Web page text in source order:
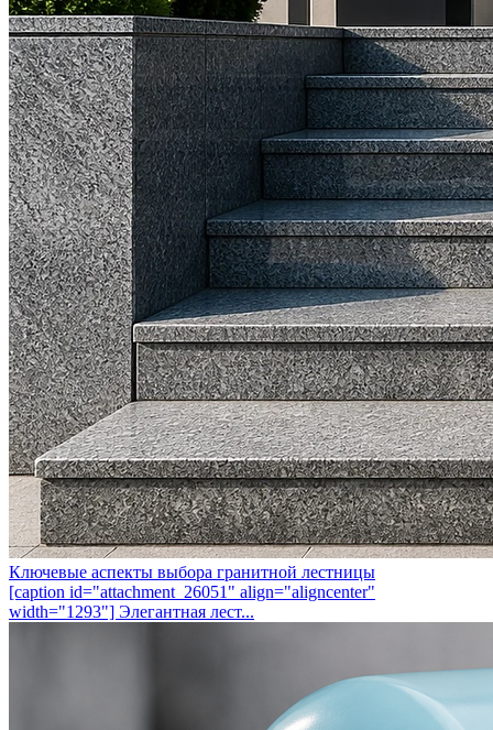
Ключевые аспекты выбора гранитной лестницы
[caption id="attachment_26051" align="aligncenter"
width="1293"] Элегантная лест...